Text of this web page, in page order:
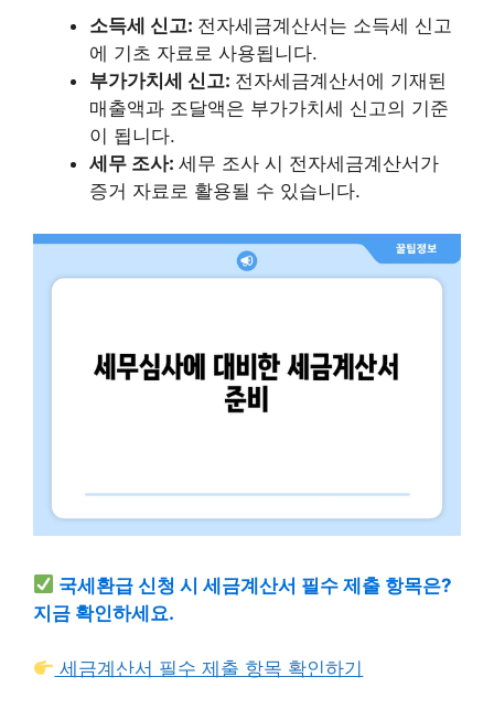
소득세 신고: 전자세금계산서는 소득세 신고
에 기초 자료로 사용됩니다.
부가가치세 신고: 전자세금계산서에 기재된
매출액과 조달액은 부가가치세 신고의 기준
이 됩니다.
세무 조사: 세무 조사 시 전자세금계산서가
증거 자료로 활용될 수 있습니다.
국세환급 신청 시 세금계산서 필수 제출 항목은?
지금 확인하세요.
세금계산서 필수 제출 항목 확인하기